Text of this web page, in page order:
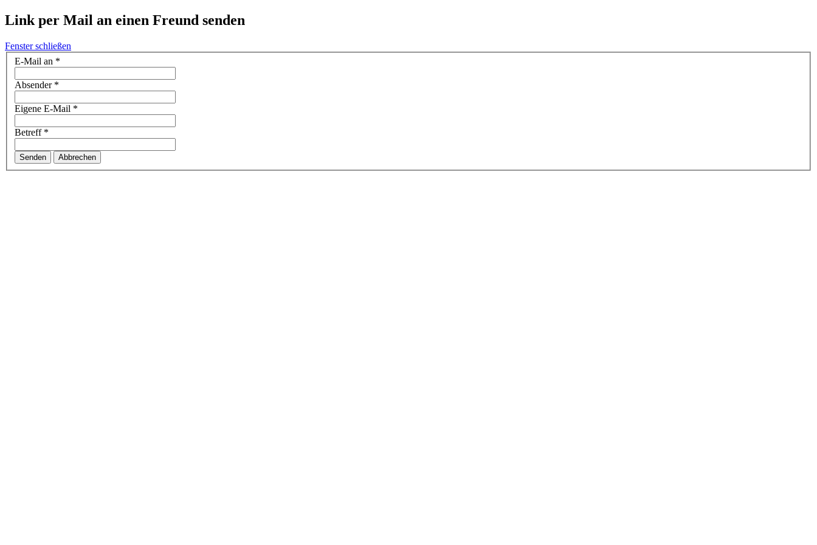
Link per Mail an einen Freund senden
Fenster schließen
E-Mail an *
Absender*
Eigene E-Mail *
Betreff*
Senden Abbrechen